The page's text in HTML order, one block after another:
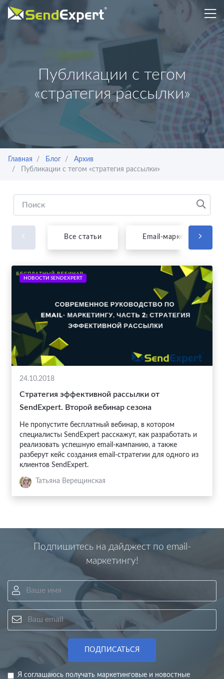
Публикации с тегом
«стратегия рассылки»
Главная Блог
Архив
Публикации с тегом «стратегия рассылки»
Все статьи Email-маркетинг
НОВОСТИ SENDEXPERT
24.10.2018
Стратегия эффективной рассылки от
SendExpert. Второй вебинар сезона
Не пропустите бесплатный вебинар, в котором
специалисты SendExpert расскажут, как разработать и
реализовать успешную email-кампанию, а также
разберут кейс создания email-стратегии для одного из
клиентов SendExpert.
Татьяна Верещинская
Подпишитесь на дайджест по email-
маркетингу!
ПОДПИСАТЬСЯ
Я соглашаюсь получать маркетинговые и новостные